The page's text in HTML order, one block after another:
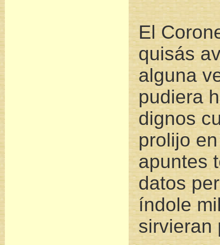
El
quisás
alguna
pudiera
dignos
prolijo
apuntes
datos
índole
sirvieran